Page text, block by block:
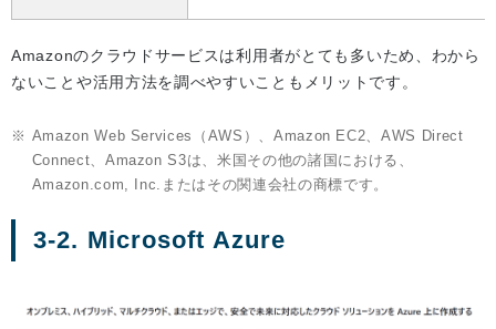
Amazonのクラウドサービスは利用者がとても多いため、わから
ないことや活用方法を調べやすいこともメリットです。
※ Amazon Web Services（AWS）、Amazon EC2、AWS Direct
Connect、Amazon S3は、米国その他の諸国における、
Amazon.com, Inc.またはその関連会社の商標です。
3-2. Microsoft Azure